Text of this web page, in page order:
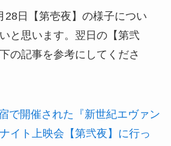
28日【第壱夜】の様子につい
と思います。翌日の【第弐
の記事を参考にしてくださ
で開催された『新世紀エヴァン
イト上映会【第弐夜】に行っ